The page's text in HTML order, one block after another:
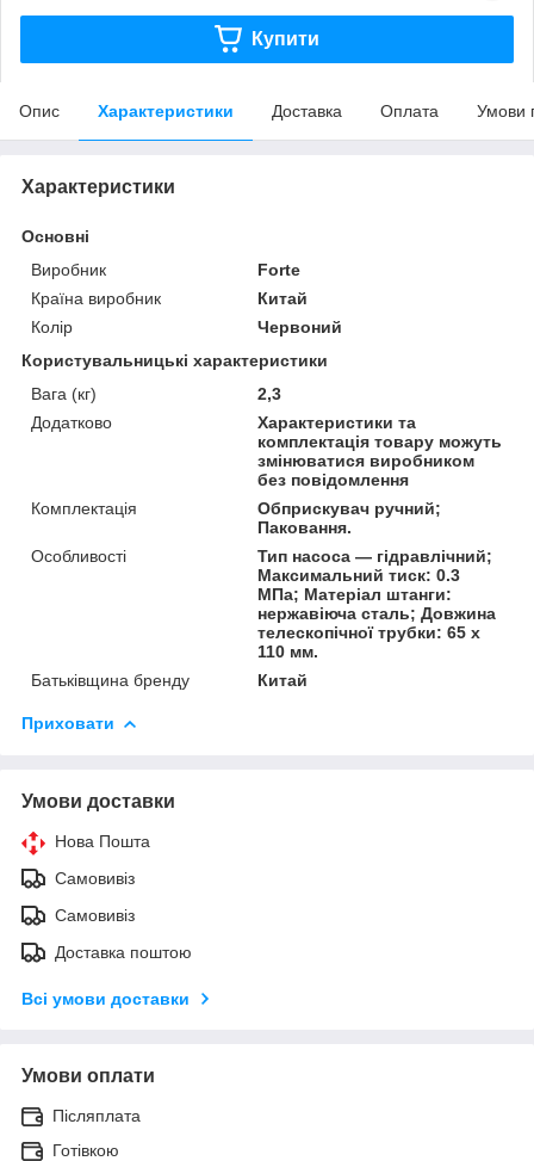
Купити
Опис Характеристики Доставка Оплата Умови
Характеристики
Основні
Виробник
Forte
Країна виробник
Китай
Колір
Червоний
Користувальницькі характеристики
Вага (кг)
2,3
Додатково
Характеристики та
комплектація товару можуть
змінюватися виробником
без повідомлення
Комплектація
Обприскувач ручний;
Паковання.
Особливості
Тип насоса — гідравлічний;
Максимальний тиск: 0.3
МПа; Матеріал штанги:
нержавіюча сталь; Довжина
телескопічної трубки: 65 х
110 мм.
Батьківщина бренду
Китай
Приховати
Умови доставки
Нова Пошта
Самовивіз
Самовивіз
Доставка поштою
Всі умови доставки
Умови оплати
Післяплата
Готівкою